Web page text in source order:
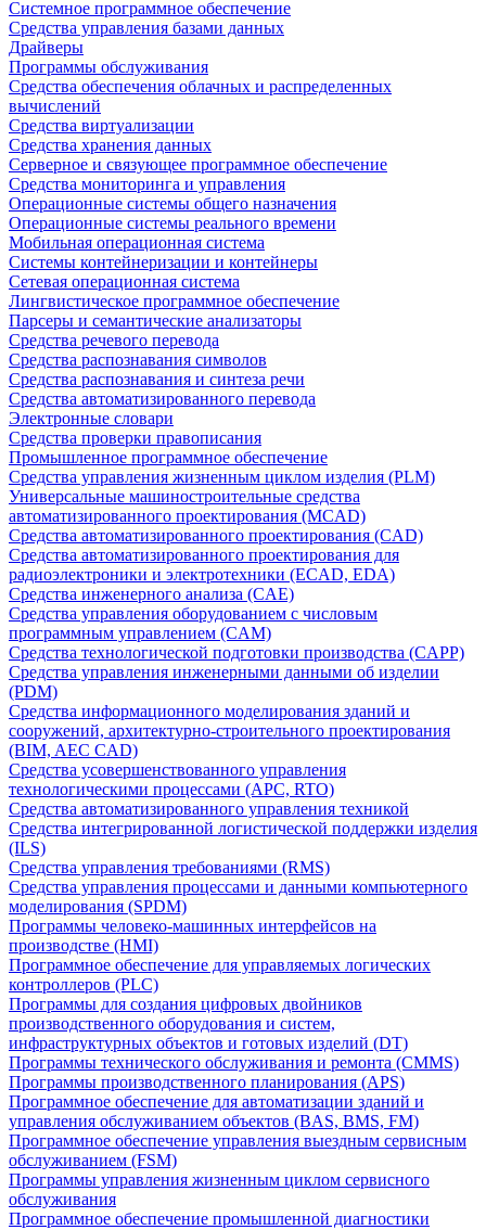
Системное программное обеспечение
Средства управления базами данных
Драйверы
Программы обслуживания
Средства обеспечения облачных и распределенных
вычислений
Средства виртуализации
Средства хранения данных
Серверное и связующее программное обеспечение
Средства мониторинга и управления
Операционные системы общего назначения
Операционные системы реального времени
Мобильная операционная система
Системы контейнеризации и контейнеры
Сетевая операционная система
Лингвистическое программное обеспечение
Парсеры и семантические анализаторы
Средства речевого перевода
Средства распознавания символов
Средства распознавания и синтеза речи
Средства автоматизированного перевода
Электронные словари
Средства проверки правописания
Промышленное программное обеспечение
Средства управления жизненным циклом изделия (PLM)
Универсальные машиностроительные средства
автоматизированного проектирования (MCAD)
Средства автоматизированного проектирования (CAD)
Средства автоматизированного проектирования для
радиоэлектроники и электротехники (ECAD, EDA)
Средства инженерного анализа (CAE)
Средства управления оборудованием с числовым
программным управлением (CAM)
Средства технологической подготовки производства (CAPP)
Средства управления инженерными данными об изделии
(PDM)
Средства информационного моделирования зданий и
сооружений, архитектурно-строительного проектирования
(BIM, AEC CAD)
Средства усовершенствованного управления
технологическими процессами (APC, RTO)
Средства автоматизированного управления техникой
Средства интегрированной логистической поддержки изделия
(ILS)
Средства управления требованиями (RMS)
Средства управления процессами и данными компьютерного
моделирования (SPDM)
Программы человеко-машинных интерфейсов на
производстве (HMI)
Программное обеспечение для управляемых логических
контроллеров (PLC)
Программы для создания цифровых двойников
производственного оборудования и систем,
инфраструктурных объектов и готовых изделий (DT)
Программы технического обслуживания и ремонта (CMMS)
Программы производственного планирования (APS)
Программное обеспечение для автоматизации зданий и
управления обслуживанием объектов (BAS, BMS, FM)
Программное обеспечение управления выездным сервисным
обслуживанием (FSM)
Программы управления жизненным циклом сервисного
обслуживания
Программное обеспечение промышленной диагностики